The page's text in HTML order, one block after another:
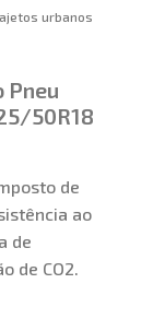
urbanos
Pneu
50R18
de
ao
de
de CO2.